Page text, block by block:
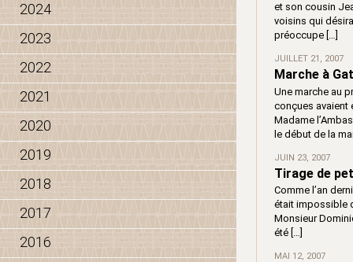
2024
2023
2022
2021
2020
2019
2018
2017
2016
et son cousin
voisins qui
préoccupe […]
JUILLET 21, 2007
Marche à
Une marche au
conçues avaient
Madame
le début de la
JUIN 23, 2007
Tirage de
Comme l’an
était impossible
Monsieur
été […]
MAI 12, 2007